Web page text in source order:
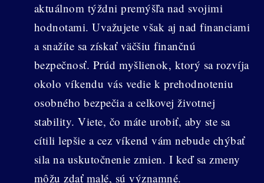
aktuálnom týždni premýšľa nad svojimi
hodnotami. Uvažujete však aj nad financiami
a snažíte sa získať väčšiu finančnú
bezpečnosť. Prúd myšlienok, ktorý sa rozvíja
okolo víkendu vás vedie k prehodnoteniu
osobného bezpečia a celkovej životnej
stability. Viete, čo máte urobiť, aby ste sa
cítili lepšie a cez víkend vám nebude chýbať
sila na uskutočnenie zmien. I keď sa zmeny
môžu zdať malé, sú významné.